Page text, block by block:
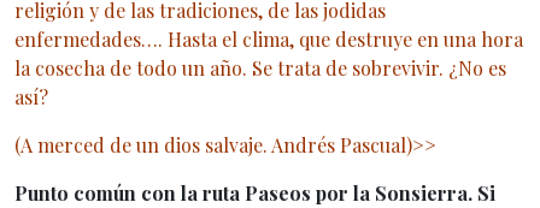
religión y de las tradiciones, de las jodidas
enfermedades…. Hasta el clima, que destruye en una hora
la cosecha de todo un año. Se trata de sobrevivir. ¿No es
así?
(A merced de un dios salvaje. Andrés Pascual)>>
Punto común con la ruta Paseos por la Sonsierra. Si